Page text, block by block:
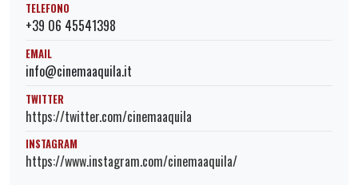
TELEFONO
+39 06 45541398
EMAIL
info@cinemaaquila.it
TWITTER
https://twitter.com/cinemaaquila
INSTAGRAM
https://www.instagram.com/cinemaaquila/